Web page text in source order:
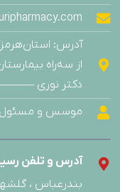
آدرس:
از سه‌راه
دکتر نوری ———–
موسس و مسئول
آدرس و تلفن
بندرعباس ،